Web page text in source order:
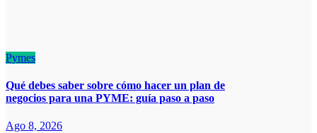
Pymes
Qué debes saber sobre cómo hacer un plan de
negocios para una PYME: guía paso a paso
Ago 8, 2026